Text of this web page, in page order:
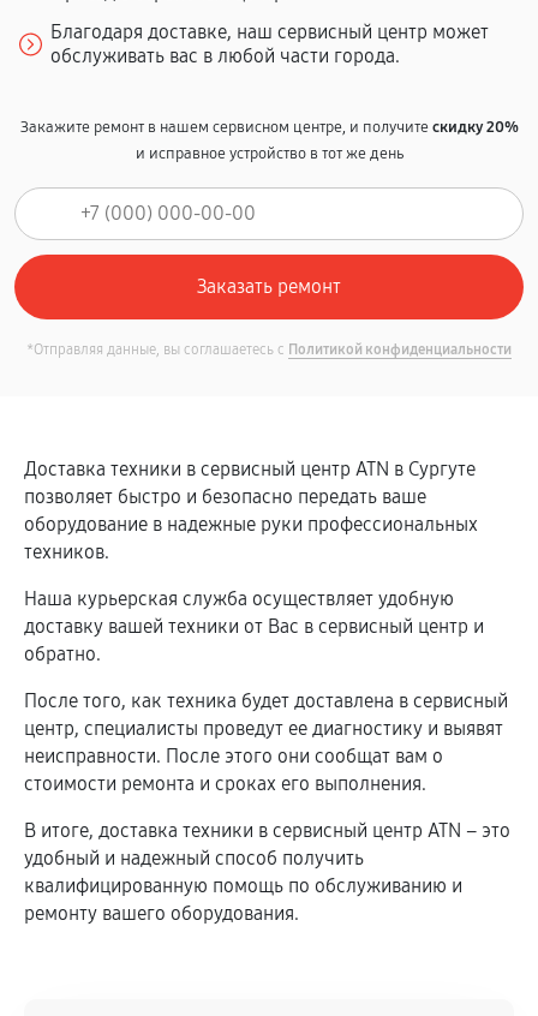
Благодаря доставке, наш сервисный центр может
обслуживать вас в любой части города.
Закажите ремонт в нашем сервисном центре, и получитескидку 20%
и исправное устройство в тот же день
*Отправляя данные, вы соглашаетесь с Политикой конфиденциальности
Доставка техники в сервисный центр ATN в Сургуте
позволяет быстро и безопасно передать ваше
оборудование в надежные руки профессиональных
техников.
Наша курьерская служба осуществляет удобную
доставку вашей техники от Вас в сервисный центр и
обратно.
После того, как техника будет доставлена в сервисный
центр, специалисты проведут ее диагностику и выявят
неисправности. После этого они сообщат вам о
стоимости ремонта и сроках его выполнения.
В итоге, доставка техники в сервисный центр ATN – это
удобный и надежный способ получить
квалифицированную помощь по обслуживанию и
ремонту вашего оборудования.